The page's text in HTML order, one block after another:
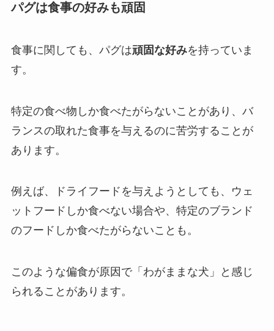
パグは食事の好みも頑固
食事に関しても、パグは頑固な好みを持っていま
す。
特定の食べ物しか食べたがらないことがあり、バ
ランスの取れた食事を与えるのに苦労することが
あります。
例えば、ドライフードを与えようとしても、ウェ
ットフードしか食べない場合や、特定のブランド
のフードしか食べたがらないことも。
このような偏食が原因で「わがままな犬」と感じ
られることがあります。